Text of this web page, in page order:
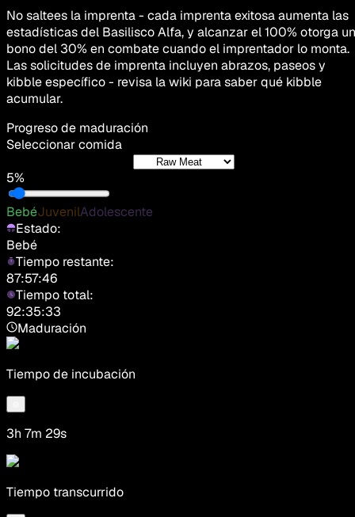
No saltees la imprenta - cada imprenta exitosa aumenta las
estadísticas del Basilisco Alfa, y alcanzar el 100% otorga un
bono del 30% en combate cuando el imprentador lo monta.
Las solicitudes de imprenta incluyen abrazos, paseos y
kibble específico - revisa la wiki para saber qué kibble
acumular.
Progreso de maduración
Seleccionar comida
5%
BebéJuvenilAdolescente
Estado:
Bebé
Tiempo restante:
87:57:46
Tiempo total:
92:35:33
Maduración
Tiempo de incubación
3h 7m 29s
Tiempo transcurrido